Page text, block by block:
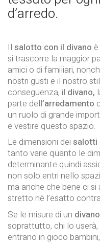
d’arredo.
Il salotto con il divano
si trascorre la maggior
amici o di familiari,
nostri gusti e il nostro
conseguenza, il divano,
parte dell’arredamento
un ruolo di grande
e vestire questo spazio.
Le dimensioni dei salotti
tanto varie quanto le
determinante quindi
non solo entri nello
ma anche che bene ci
stretto nè l’esatto
Se le misure di un divano
soprattutto, chi lo
entrano in gioco